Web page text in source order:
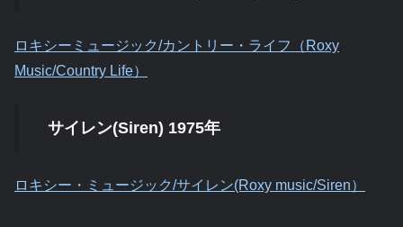
ロキシーミュージック/カントリー・ライフ（Roxy
Music/Country Life）
サイレン(Siren) 1975年
ロキシー・ミュージック/サイレン(Roxy music/Siren）